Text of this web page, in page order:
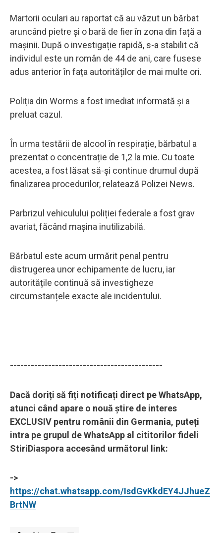
Martorii oculari au raportat că au văzut un bărbat
aruncând pietre și o bară de fier în zona din față a
mașinii. După o investigație rapidă, s-a stabilit că
individul este un român de 44 de ani, care fusese
adus anterior în fața autorităților de mai multe ori.
Poliția din Worms a fost imediat informată și a
preluat cazul.
În urma testării de alcool în respirație, bărbatul a
prezentat o concentrație de 1,2 la mie. Cu toate
acestea, a fost lăsat să-și continue drumul după
finalizarea procedurilor, relatează Polizei News.
Parbrizul vehiculului poliției federale a fost grav
avariat, făcând mașina inutilizabilă.
Bărbatul este acum urmărit penal pentru
distrugerea unor echipamente de lucru, iar
autoritățile continuă să investigheze
circumstanțele exacte ale incidentului.
--------------------------------------------
Dacă doriți să fiți notificați direct pe WhatsApp,
atunci când apare o nouă știre de interes
EXCLUSIV pentru românii din Germania, puteți
intra pe grupul de WhatsApp al cititorilor fideli
StiriDiaspora accesând următorul link:
->
https://chat.whatsapp.com/IsdGvKkdEY4JJhueZ
BrtNW